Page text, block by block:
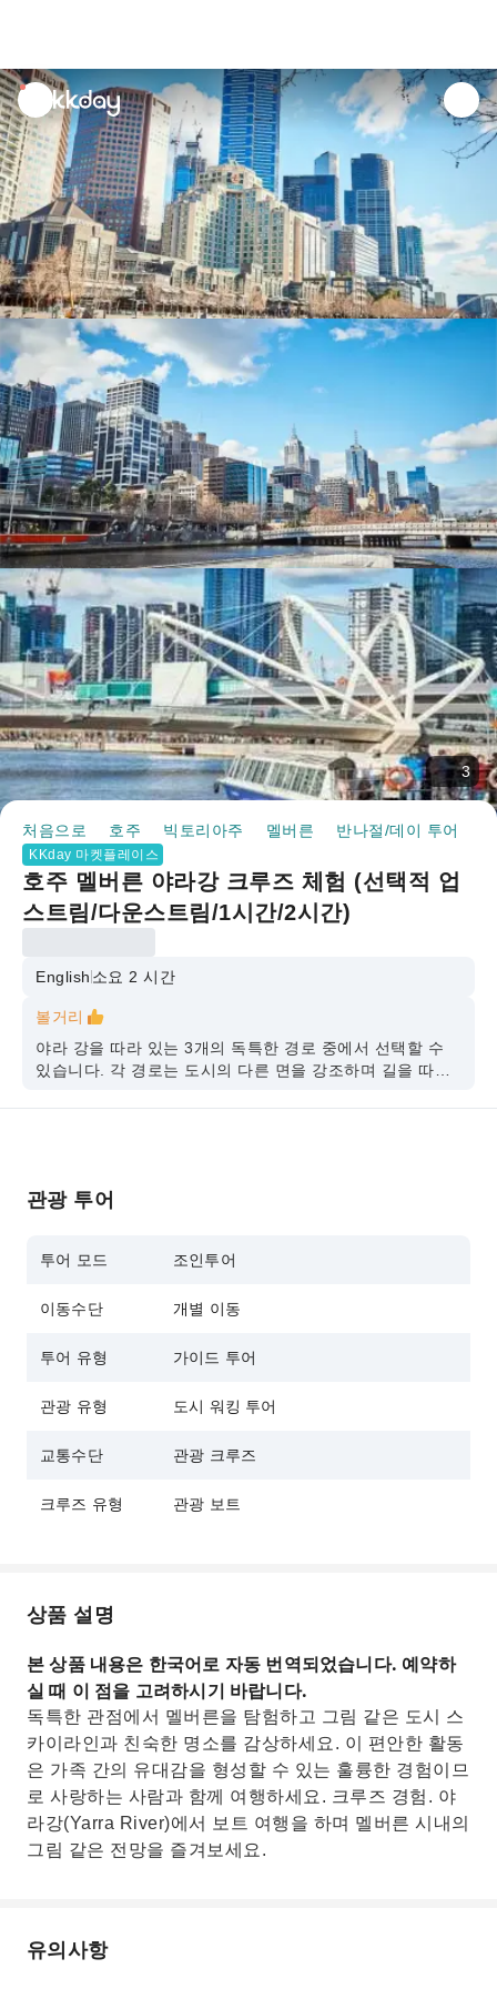
unread
notifications
3
처음으로 호주 빅토리아주 멜버른 반나절/데이 투어
KKday 마켓플레이스
호주 멜버른 야라강 크루즈 체험 (선택적 업
스트림/다운스트림/1시간/2시간)
English 소요 2 시간
볼거리
야라 강을 따라 있는 3개의 독특한 경로 중에서 선택할 수
있습니다. 각 경로는 도시의 다른 면을 강조하며 길을 따라
는 데 1~2시간 밖에 걸리지 않습니다. 광장, 정부청사 등 유
관광 투어
투어 모드 조인투어
이동수단 개별 이동
투어 유형 가이드 투어
관광 유형 도시 워킹 투어
교통수단 관광 크루즈
크루즈 유형 관광 보트
상품 설명
본 상품 내용은 한국어로 자동 번역되었습니다. 예약하
실 때 이 점을 고려하시기 바랍니다.
독특한 관점에서 멜버른을 탐험하고 그림 같은 도시 스
카이라인과 친숙한 명소를 감상하세요. 이 편안한 활동
은 가족 간의 유대감을 형성할 수 있는 훌륭한 경험이므
로 사랑하는 사람과 함께 여행하세요. 크루즈 경험. 야
라강(Yarra River)에서 보트 여행을 하며 멜버른 시내의
그림 같은 전망을 즐겨보세요.
유의사항